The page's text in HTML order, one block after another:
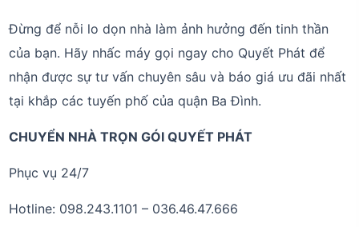
Đừng để nỗi lo dọn nhà làm ảnh hưởng đến tinh thần
của bạn. Hãy nhấc máy gọi ngay cho Quyết Phát để
nhận được sự tư vấn chuyên sâu và báo giá ưu đãi nhất
tại khắp các tuyến phố của quận Ba Đình.
CHUYỂN NHÀ TRỌN GÓI QUYẾT PHÁT
Phục vụ 24/7
Hotline: 098.243.1101 – 036.46.47.666